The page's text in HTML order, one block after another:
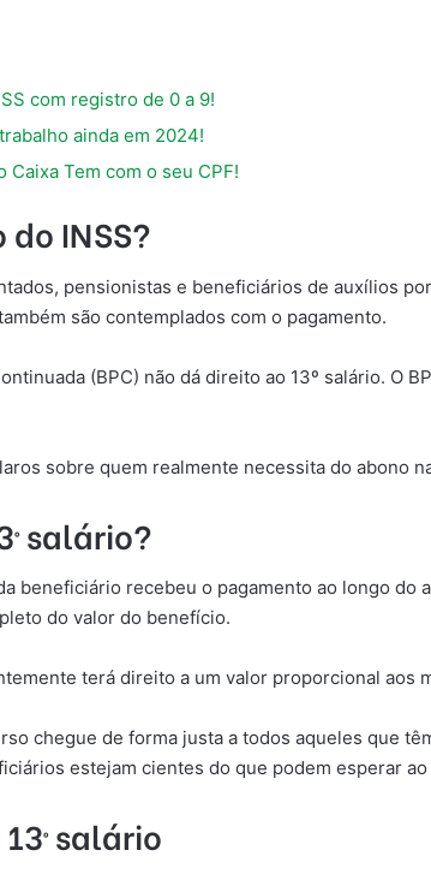
com registro de 0 a 9!
ainda em 2024!
Tem com o seu CPF!
INSS?
pensionistas e beneficiários de auxílios
são contemplados com o pagamento.
(BPC) não dá direito ao 13º salário. O
sobre quem realmente necessita do abono
salário?
beneficiário recebeu o pagamento ao longo
do valor do benefício.
terá direito a um valor proporcional aos
chegue de forma justa a todos aqueles que
estejam cientes do que podem esperar
salário